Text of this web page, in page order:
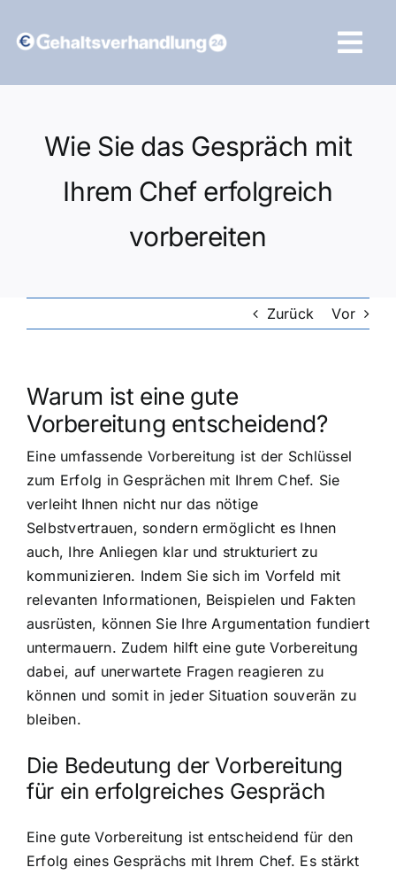
Inhalt
Wie Sie das Gespräch mit
Ihrem Chef erfolgreich
vorbereiten
Zurück Vor
Warum ist eine gute
Vorbereitung entscheidend?
Eine umfassende Vorbereitung ist der Schlüssel
zum Erfolg in Gesprächen mit Ihrem Chef. Sie
verleiht Ihnen nicht nur das nötige
Selbstvertrauen, sondern ermöglicht es Ihnen
auch, Ihre Anliegen klar und strukturiert zu
kommunizieren. Indem Sie sich im Vorfeld mit
relevanten Informationen, Beispielen und Fakten
ausrüsten, können Sie Ihre Argumentation fundiert
untermauern. Zudem hilft eine gute Vorbereitung
dabei, auf unerwartete Fragen reagieren zu
können und somit in jeder Situation souverän zu
bleiben.
Die Bedeutung der Vorbereitung
für ein erfolgreiches Gespräch
Eine gute Vorbereitung ist entscheidend für den
Erfolg eines Gesprächs mit Ihrem Chef. Es stärkt